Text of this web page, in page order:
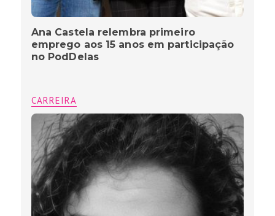
Ana Castela relembra primeiro
emprego aos 15 anos em participação
no PodDelas
CARREIRA